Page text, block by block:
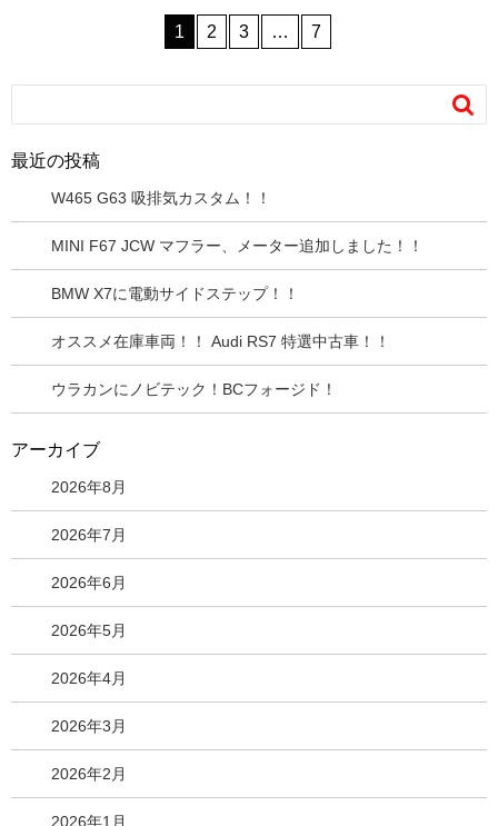
1 2 3 … 7

最近の投稿
W465 G63 吸排気カスタム！！
MINI F67 JCW マフラー、メーター追加しました！！
BMW X7に電動サイドステップ！！
オススメ在庫車両！！ Audi RS7 特選中古車！！
ウラカンにノビテック！BCフォージド！
アーカイブ
2026年8月
2026年7月
2026年6月
2026年5月
2026年4月
2026年3月
2026年2月
2026年1月